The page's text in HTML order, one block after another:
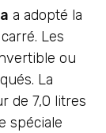
a adopté la
Les
ou
La
de 7,0 litres
spéciale